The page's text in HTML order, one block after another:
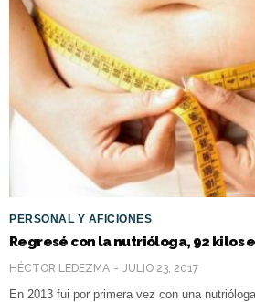
PERSONAL Y AFICIONES
Regresé con la nutrióloga, 92 kilos
HÉCTOR LEDEZMA JULIO 23, 2017
En 2013 fui por primera vez con una